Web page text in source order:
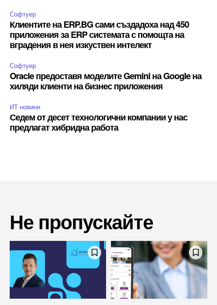
Софтуер
Клиентите на ERP.BG сами създадоха над 450
приложения за ERP системата с помощта на
вградения в нея изкуствен интелект
Софтуер
Oracle предоставя моделите Gemini на Google на
хиляди клиенти на бизнес приложения
ИТ новини
Седем от десет технологични компании у нас
предлагат хибридна работа
Не пропускайте